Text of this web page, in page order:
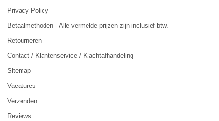
Privacy Policy
Betaalmethoden - Alle vermelde prijzen zijn inclusief btw.
Retourneren
Contact / Klantenservice / Klachtafhandeling
Sitemap
Vacatures
Verzenden
Reviews